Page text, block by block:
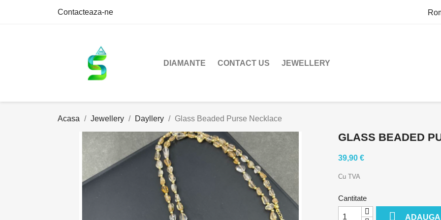
Contacteaza-ne
DIAMANTE CONTACT US JEWELLERY
Acasa Jewellery Dayllery Glass Beaded Purse Necklace
GLASS BEADED
39,90 €
Cu TVA
Cantitate
 ADAUGA